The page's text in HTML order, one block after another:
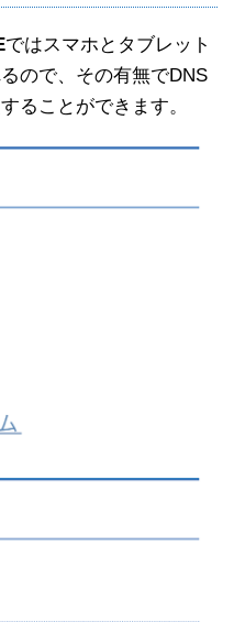
ではスマホとタブレット
ので、その有無でDNS
ることができます。